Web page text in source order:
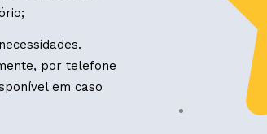
por telefone
em caso